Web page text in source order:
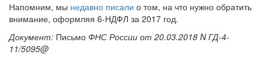
Напомним, мы недавно писали о том, на что нужно обратить
внимание, оформляя 6-НДФЛ за 2017 год.
Документ: Письмо ФНС России от 20.03.2018 N ГД-4-
11/5095@